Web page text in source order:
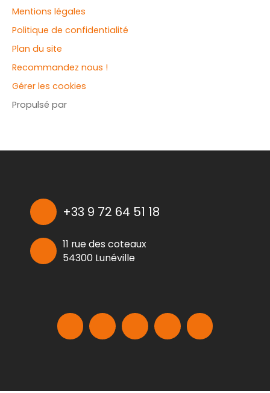
Mentions légales
Politique de confidentialité
Plan du site
Recommandez nous !
Gérer les cookies
Propulsé par
+33 9 72 64 51 18
11 rue des coteaux
54300 Lunéville